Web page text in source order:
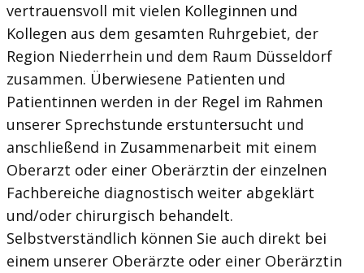
vertrauensvoll mit vielen Kolleginnen und
Kollegen aus dem gesamten Ruhrgebiet, der
Region Niederrhein und dem Raum Düsseldorf
zusammen. Überwiesene Patienten und
Patientinnen werden in der Regel im Rahmen
unserer Sprechstunde erstuntersucht und
anschließend in Zusammenarbeit mit einem
Oberarzt oder einer Oberärztin der einzelnen
Fachbereiche diagnostisch weiter abgeklärt
und/oder chirurgisch behandelt.
Selbstverständlich können Sie auch direkt bei
einem unserer Oberärzte oder einer Oberärztin